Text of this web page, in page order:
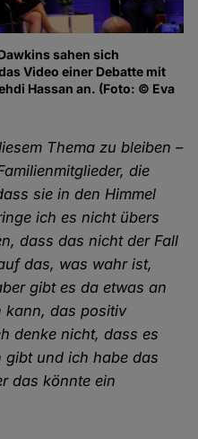
sahen sich
Video einer Debatte mit
Hassan an. (Foto: © Eva
Thema zu bleiben –
die
sie in den Himmel
ich es nicht übers
dass das nicht der Fall
das, was wahr ist,
gibt es da etwas an
kann, das positiv
denke nicht, dass es
gibt und ich habe das
das könnte ein